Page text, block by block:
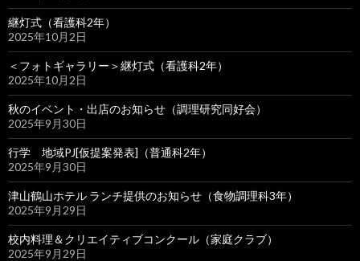
継灯式（看護科2年）
2025年10月2日
＜フォトギャラリー＞継灯式（看護科2年）
2025年10月2日
秋のイベント・出店のお知らせ（調理研究同好会）
2025年9月30日
行学 地域PJ[仮提案発表]（普通科2年）
2025年9月30日
津山鶴山ホテル ランチ提供のお知らせ（食物調理科3年）
2025年9月29日
校内料理＆クリエイティブコンクール（家庭クラブ）
2025年9月29日